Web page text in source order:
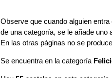
Observe que cuando alguien
de una categoría, se le añade uno
En las otras páginas no se
Se encuentra en la categoría